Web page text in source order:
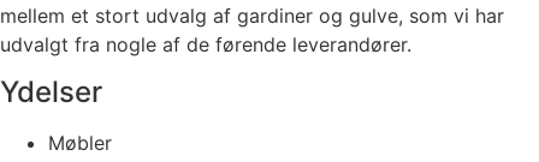
mellem et stort udvalg af gardiner og gulve, som vi har
udvalgt fra nogle af de førende leverandører.
Ydelser
Møbler